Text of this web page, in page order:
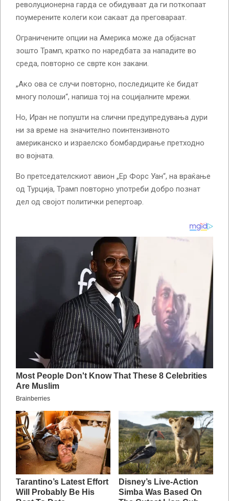
револуционерна гарда се обидуваат да ги поткопаат
поумерените колеги кои сакаат да преговараат.
Ограничените опции на Америка може да објаснат
зошто Трамп, кратко по наредбата за нападите во
среда, повторно се сврте кон закани.
„Ако ова се случи повторно, последиците ќе бидат
многу полоши“, напиша тој на социјалните мрежи.
Но, Иран не попушти на слични предупредувања дури
ни за време на значително поинтензивното
американско и израелско бомбардирање претходно
во војната.
Во претседателскиот авион „Ер Форс Уан“, на враќање
од Турција, Трамп повторно употреби добро познат
дел од својот политички репертоар.